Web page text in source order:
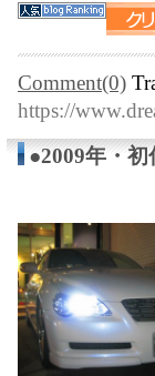
Comment(0)
https://
●2009年・